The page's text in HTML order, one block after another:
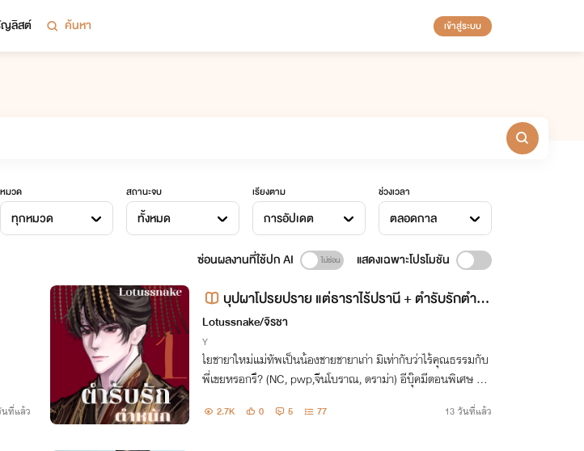
ลิสต์ ค้นหา เข้าสู่ระบบ
หมวด
ทุกหมวด
สถานะจบ
ทั้งหมด
เรียงตาม
การอัปเดต
ช่วงเวลา
ตลอดกาล
ซ่อนผลงานที่ใช้ปก AI แสดงเฉพาะโปรโมชัน
ที่แล้ว
บุปผาโปรยปราย แต่ธาราไร้ปรานี + ตำรับรักตำห
นักบูรพา [รวมเรื่องสั้นวายจีนโบราณหักมุม NC yaoi]
Lotussnake/จิรชา
Y
ไยชายาใหม่แม่ทัพเป็นน้องชายชายาเก่า มิเท่ากับว่าไร้คุณธรรมกับ
พี่เขยหรอกรึ? (NC, pwp,จีนโบราณ, ดราม่า) อีบุ๊คมีตอนพิเศษ แล
eg 2.7K 0 5 77 13 วันที่แล้ว